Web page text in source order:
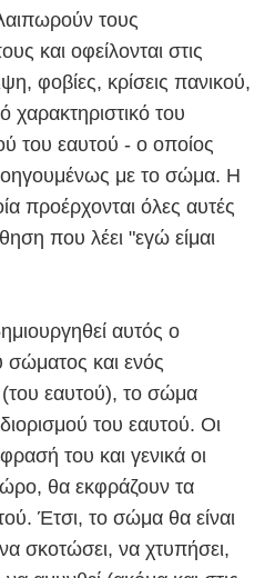
τους
και οφείλονται στις
φοβίες, κρίσεις πανικού,
χαρακτηριστικό του
του εαυτού - ο οποίος
με το σώμα. Η
προέρχονται όλες αυτές
που λέει "εγώ είμαι
αυτός ο
σώματος και ενός
(του εαυτού), το σώμα
του εαυτού. Οι
του και γενικά οι
θα εκφράζουν τα
Έτσι, το σώμα θα είναι
σκοτώσει, να χτυπήσει,